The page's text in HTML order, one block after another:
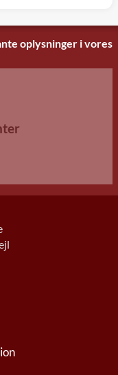
oplysninger i vores